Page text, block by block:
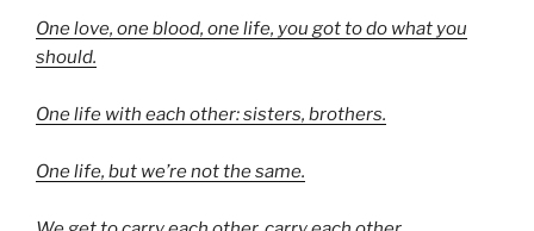
One love, one blood, one life, you got to do what you
should.
One life with each other: sisters, brothers.
One life, but we’re not the same.